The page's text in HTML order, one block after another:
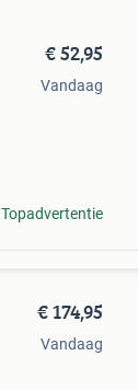
€ 52,95
Vandaag
Topadvertentie
€ 174,95
Vandaag